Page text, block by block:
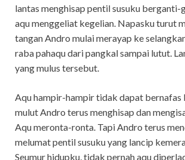
lantas menghisap pentil susuku berganti-
aqu menggeliat kegelian. Napasku turut
tangan Andro mulai merayap ke
raba pahaqu dari pangkal sampai lutut.
yang mulus tersebut.
Aqu hampir-hampir tidak dapat bernafas
mulut Andro terus menghisap dan
Aqu meronta-ronta. Tapi Andro terus
melumat pentil susuku yang lancip
Seumur hidupku, tidak pernah aqu